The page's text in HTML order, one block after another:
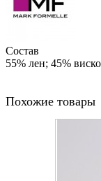
Состав
55% лен; 45%
Похожие товары